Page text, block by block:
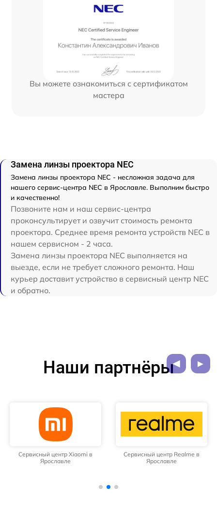
Вы можете ознакомиться с сертификатом
мастера
Замена линзы проектора NEC
Замена линзы проектора NEC - несложная задача для
нашего сервис-центра NEC в Ярославле. Выполним быстро
и качественно!
Позвоните нам и наш сервис-центра
проконсультирует и озвучит стоимость ремонта
проектора. Среднее время ремонта устройств NEC в
нашем сервисном - 2 часа.
Замена линзы проектора NEC выполняется на
выезде, если не требует сложного ремонта. Наш
курьер доставит устройство в сервисный центр NEC
и обратно.
Наши партнёры
Сервисный центр Xiaomi в
Ярославле
Сервисный центр Realme в
Ярославле